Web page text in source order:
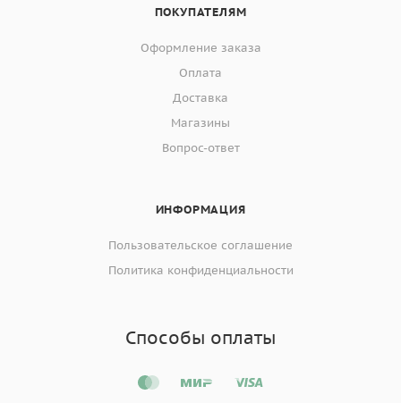
ПОКУПАТЕЛЯМ
Оформление заказа
Оплата
Доставка
Магазины
Вопрос-ответ
ИНФОРМАЦИЯ
Пользовательское соглашение
Политика конфиденциальности
Способы оплаты